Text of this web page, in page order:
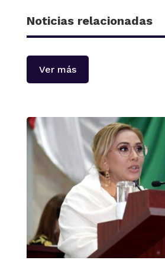
Noticias relacionadas
Ver más